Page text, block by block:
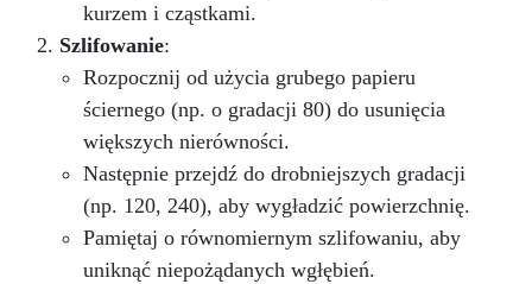
kurzem i cząstkami.
Szlifowanie:
Rozpocznij od użycia grubego papieru
ściernego (np. o gradacji 80) do usunięcia
większych nierówności.
Następnie przejdź do drobniejszych gradacji
(np. 120, 240), aby wygładzić powierzchnię.
Pamiętaj o równomiernym szlifowaniu, aby
uniknąć niepożądanych wgłębień.